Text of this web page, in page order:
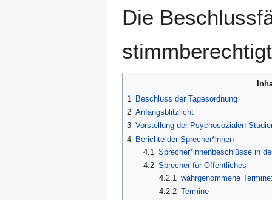
Die
1
Beschluss der Tagesordnung
2 Anfangsblitzlicht
3 Vorstellung der Psychosozialen
4 Berichte der Sprecher*innen
4.1 Sprecher*innenbeschlüsse in
4.2 Sprecher für Öffentliches
4.2.1 wahrgenommene
4.2.2 Termine